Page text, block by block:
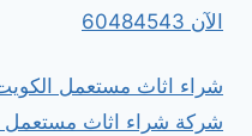
الآن 60484543
شركة شراء اثاث مستعمل